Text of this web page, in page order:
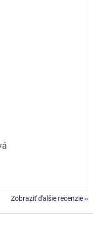
z 5 hviezdičiek.
z 5 hviezdičiek.
5 hviezdičiek.
5 hviezdičiek.
Zobraziť ďalšie recenzie